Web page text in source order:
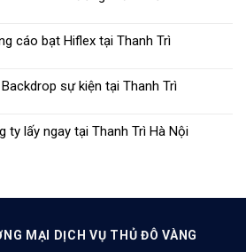
cáo bạt Hiflex tại Thanh Trì
sự kiện tại Thanh Trì
ty lấy ngay tại Thanh Trì Hà Nội
MẠI DỊCH VỤ THỦ ĐÔ VÀNG